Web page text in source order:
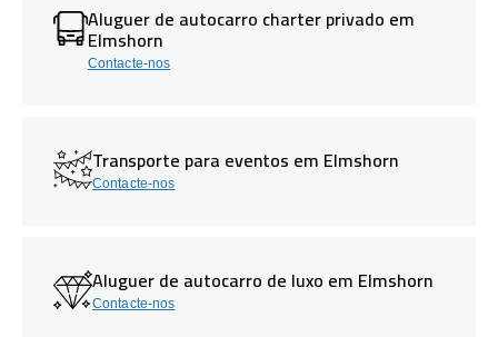
Aluguer de autocarro charter privado em
Elmshorn
Contacte-nos
Transporte para eventos em Elmshorn
Contacte-nos
Aluguer de autocarro de luxo em Elmshorn
Contacte-nos